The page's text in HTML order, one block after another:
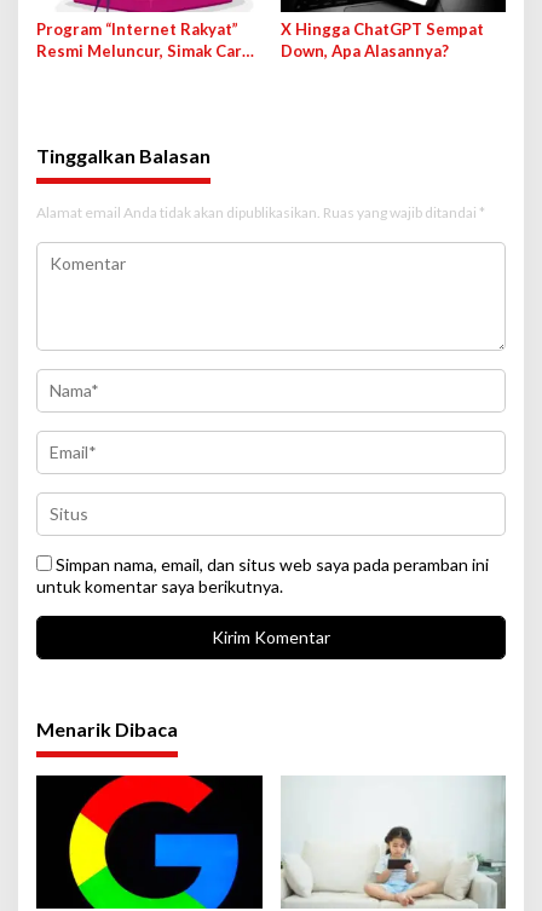
Program “Internet Rakyat”
Resmi Meluncur, Simak Cara
X Hingga ChatGPT Sempat
Down, Apa Alasannya?
Tinggalkan Balasan
Alamat email Anda tidak akan dipublikasikan. Ruas yang wajib ditandai *
Simpan nama, email, dan situs web saya pada peramban ini
untuk komentar saya berikutnya.
Menarik Dibaca